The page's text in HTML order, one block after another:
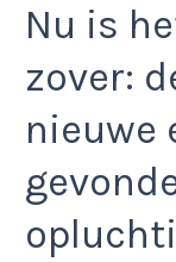
Nu is
zover:
nieuwe